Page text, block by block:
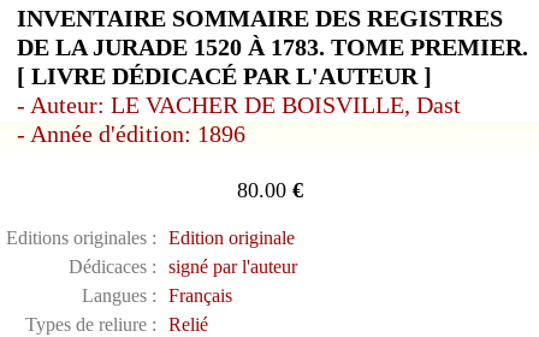
INVENTAIRE SOMMAIRE DES REGISTRES
DE LA JURADE 1520 À 1783. TOME PREMIER.
[ LIVRE DÉDICACÉ PAR L'AUTEUR ]
- Auteur: LE VACHER DE BOISVILLE, Dast
- Année d'édition: 1896
80.00€
Editions originales :
Edition originale
Dédicaces :
signé par l'auteur
Langues :
Français
Types de reliure :
Relié